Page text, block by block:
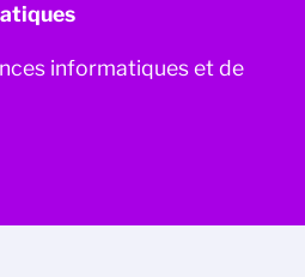
informatiques et de